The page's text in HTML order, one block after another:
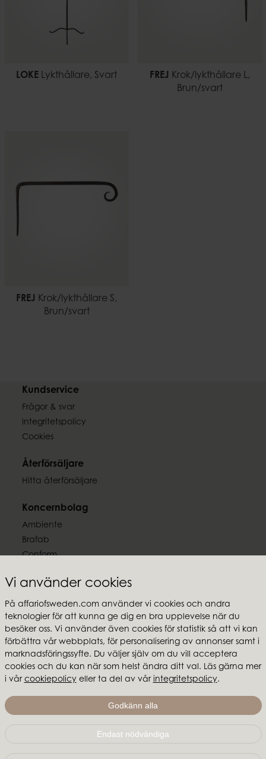
Vi använder cookies
På affariofsweden.com använder vi cookies och andra
teknologier för att kunna ge dig en bra upplevelse när du
besöker oss. Vi använder även cookies för statistik så att vi kan
förbättra vår webbplats, för personalisering av annonser samt i
marknadsföringssyfte. Du väljer själv om du vill acceptera
cookies och du kan när som helst ändra ditt val. Läs gärna mer
i vår cookiepolicyeller ta del av vår integritetspolicy.
Godkänn alla
Endast nödvändiga
LOKE Lykthållare, Svart FREJ Krok/lykthållare L,
Brun/svart
FREJ Krok/lykthållare S,
Brun/svart
Kundservice
Frågor & svar
Integritetspolicy
Cookies
Återförsäljare
Hitta återförsäljare
Koncernbolag
Ambiente
Brafab
Conform
MTI
Följ oss
Affari of Sweden
Om oss